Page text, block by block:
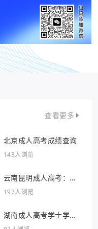
查看更多
北京成人高考成绩查询
143人浏览
云南昆明成人高考：开
启人生新篇章
197人浏览
湖南成人高考学士学位
外语行业文章